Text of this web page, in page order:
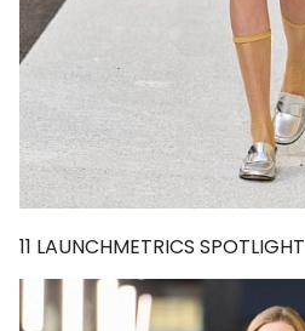
11 LAUNCHMETRICS SPOTLIGHT